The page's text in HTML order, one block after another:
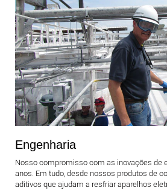
Engenharia
Nosso compromisso com as inovações de
anos. Em tudo, desde nossos produtos de
aditivos que ajudam a resfriar aparelhos